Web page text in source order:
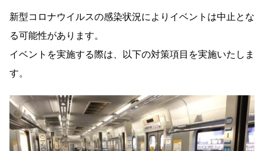
新型コロナウイルスの感染状況によりイベントは中止とな
る可能性があります。
イベントを実施する際は、以下の対策項目を実施いたしま
す。